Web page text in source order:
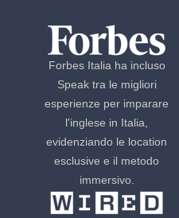
Forbes Italia ha incluso
Speak tra le migliori
esperienze per imparare
l'inglese in Italia,
evidenziando le location
esclusive e il metodo
immersivo.